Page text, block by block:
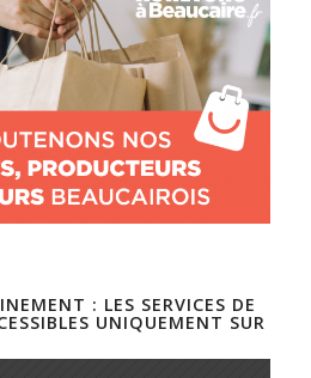
: LES SERVICES DE
UNIQUEMENT SUR